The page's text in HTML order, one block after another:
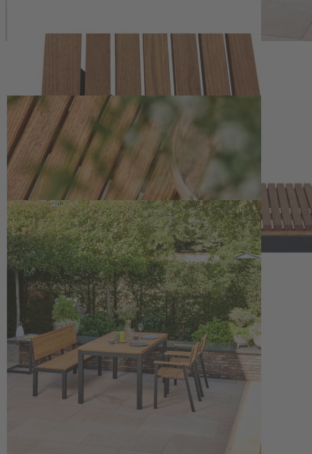
Gestell aus pulverbeschichtetem, rostfreiem Aluminium in
matt Anthrazit
Maße: 160 x 90 x 76 cm (L x B x H), Tischplatte 3,5 cm stark
Gewicht: 28 kg, stabil und dennoch verhältnismäßig leicht
Hinweise
Das Holz für unsere Artikel wird sorgfältig ausgewählt. Es ist ein
Naturprodukt mit Besonderheiten, die nur zum Teil in der
Herstellung beeinflussbar sind. Leichte Abweichungen in Wuchs,
Farbe und Maserung und ein dadurch bedingtes Verziehen sind
nicht komplett vermeidbar. Auch kleine Krümmungen und Risse
sind kein Qualitätsmangel, sondern ein natürlicher Prozess beim
Trocknen des Holzes. Astbildungen gehören zum natürlichen
Erscheinungsbild vom Holz und trotz genauer Qualitätskontrolle
lassen sich Astlöcher sowie kleine Spalten und raue Stellen nicht
immer vermeiden und stellen keine Qualitätsminderung dar. Ein
weiterer natürlicher Prozess und somit kein Mangel ist das Austreten
von Harz bzw. Gerbsäure bei Eichenholz.
Versandinformationen: Das Produkt kann nicht an die Packstation
kann bis zu 14 Tage betragen. Versand nur nach Deutschland und